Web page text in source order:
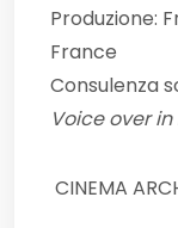
Produzione:
France
Consulenza
Voice over
CINEMA